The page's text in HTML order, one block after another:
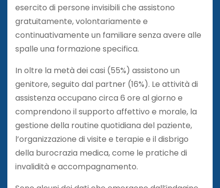
esercito di persone invisibili che assistono
gratuitamente, volontariamente e
continuativamente un familiare senza avere alle
spalle una formazione specifica.
In oltre la metà dei casi (55%) assistono un
genitore, seguito dal partner (16%). Le attività di
assistenza occupano circa 6 ore al giorno e
comprendono il supporto affettivo e morale, la
gestione della routine quotidiana del paziente,
l’organizzazione di visite e terapie e il disbrigo
della burocrazia medica, come le pratiche di
invalidità e accompagnamento.